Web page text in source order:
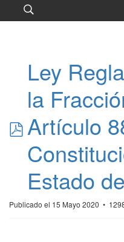
pdf
Ley
la
Artículo
Estado
Publicado el 15 Mayo 2020